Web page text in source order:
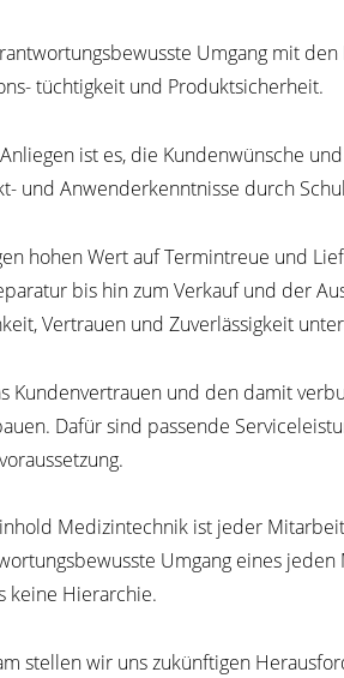
Umgang mit
tüchtigkeit und Produktsicherheit.
ist es, die Kundenwünsche
und Anwenderkenntnisse durch
hohen Wert auf Termintreue und
bis hin zum Verkauf und der
Vertrauen und Zuverlässigkeit
Kundenvertrauen und den damit
Dafür sind passende
Medizintechnik ist jeder
Umgang eines
keine Hierarchie.
stellen wir uns zukünftigen